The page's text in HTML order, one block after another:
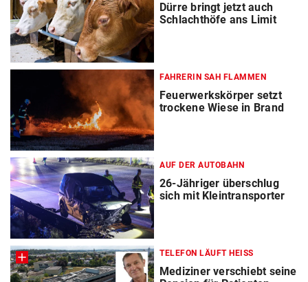
Dürre bringt jetzt auch
Schlachthöfe ans Limit
FAHRERIN SAH FLAMMEN
Feuerwerkskörper setzt
trockene Wiese in Brand
AUF DER AUTOBAHN
26-Jähriger überschlug
sich mit Kleintransporter
TELEFON LÄUFT HEISS
Mediziner verschiebt seine